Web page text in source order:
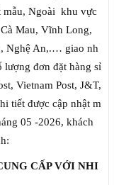
mẫu, Ngoài khu vực
Mau, Vĩnh Long,
Nghệ An,.… giao nh
lượng đơn đặt hàng sỉ
Vietnam Post, J&T,
tiết được cập nhật m
05 -2026, khách
CẤP VỚI NHI